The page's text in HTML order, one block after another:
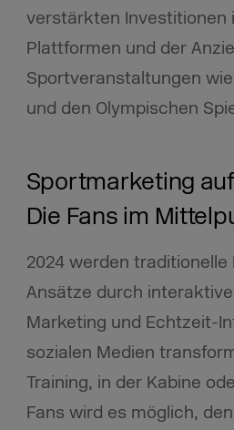
verstärkten Investitionen
Plattformen und der
Sportveranstaltungen
und den Olympischen
Sportmarketing
Die Fans im
2024 werden
Ansätze durch
Marketing und Echtzeit-
sozialen Medien
Training, in der Kabine
Fans wird es möglich,